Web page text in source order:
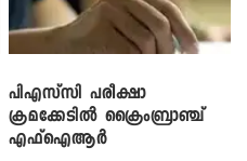
പിഎസ്‌സി പരീക്ഷാ
ക്രമക്കേ‌ടിൽ ക്രൈംബ്രാഞ്ച്
എഫ്ഐആർ